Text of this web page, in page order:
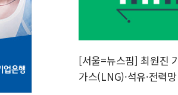
[서울=뉴스핌] 최원진
가스(LNG)·석유·전력